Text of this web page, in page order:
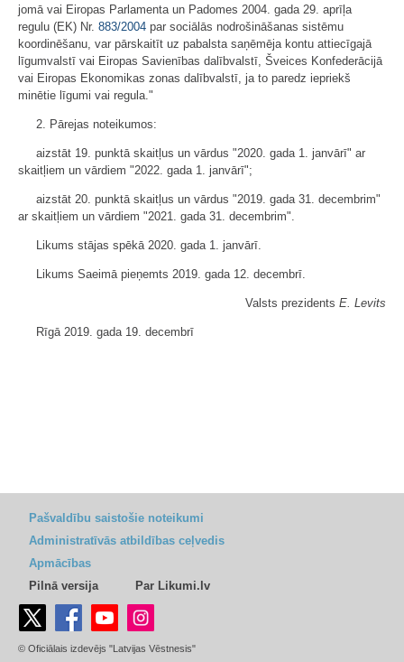
jomā vai Eiropas Parlamenta un Padomes 2004. gada 29. aprīļa
regulu (EK) Nr. 883/2004 par sociālās nodrošināšanas sistēmu
koordinēšanu, var pārskaitīt uz pabalsta saņēmēja kontu attiecīgajā
līgumvalstī vai Eiropas Savienības dalībvalstī, Šveices Konfederācijā
vai Eiropas Ekonomikas zonas dalībvalstī, ja to paredz iepriekš
minētie līgumi vai regula."
2. Pārejas noteikumos:
aizstāt 19. punktā skaitļus un vārdus "2020. gada 1. janvārī" ar
skaitļiem un vārdiem "2022. gada 1. janvārī";
aizstāt 20. punktā skaitļus un vārdus "2019. gada 31. decembrim"
ar skaitļiem un vārdiem "2021. gada 31. decembrim".
Likums stājas spēkā 2020. gada 1. janvārī.
Likums Saeimā pieņemts 2019. gada 12. decembrī.
Valsts prezidents E. Levits
Rīgā 2019. gada 19. decembrī
Pašvaldību saistošie noteikumi
Administratīvās atbildības ceļvedis
Apmācības
Pilnā versija
Par Likumi.lv
© Oficiālais izdevējs "Latvijas Vēstnesis"